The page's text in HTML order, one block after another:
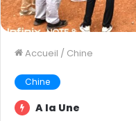
Accueil / Chine
Chine
A la Une